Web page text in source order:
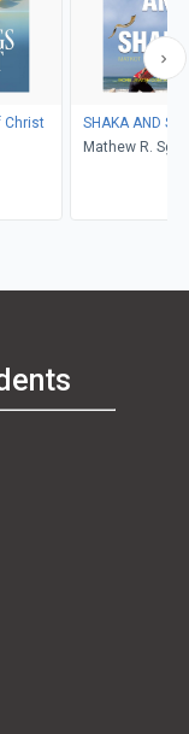
Christ
SHAKA
Mathew R. Sgan